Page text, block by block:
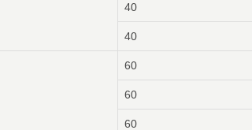
40
40
60
60
60